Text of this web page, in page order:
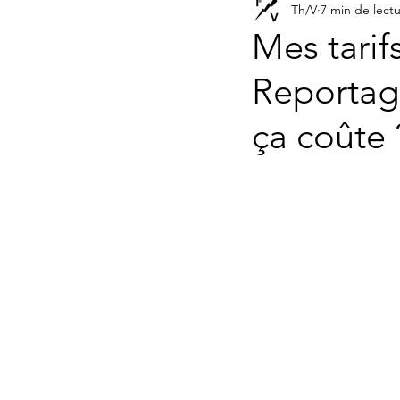
Argentique
Mes
ça coûte
Th/V 7 min de